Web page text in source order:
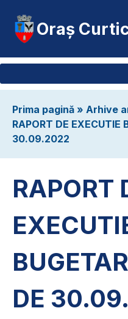
Oraș
Prima pagină » Arhive
RAPORT DE EXECUTIE
30.09.2022
RAPORT
DE